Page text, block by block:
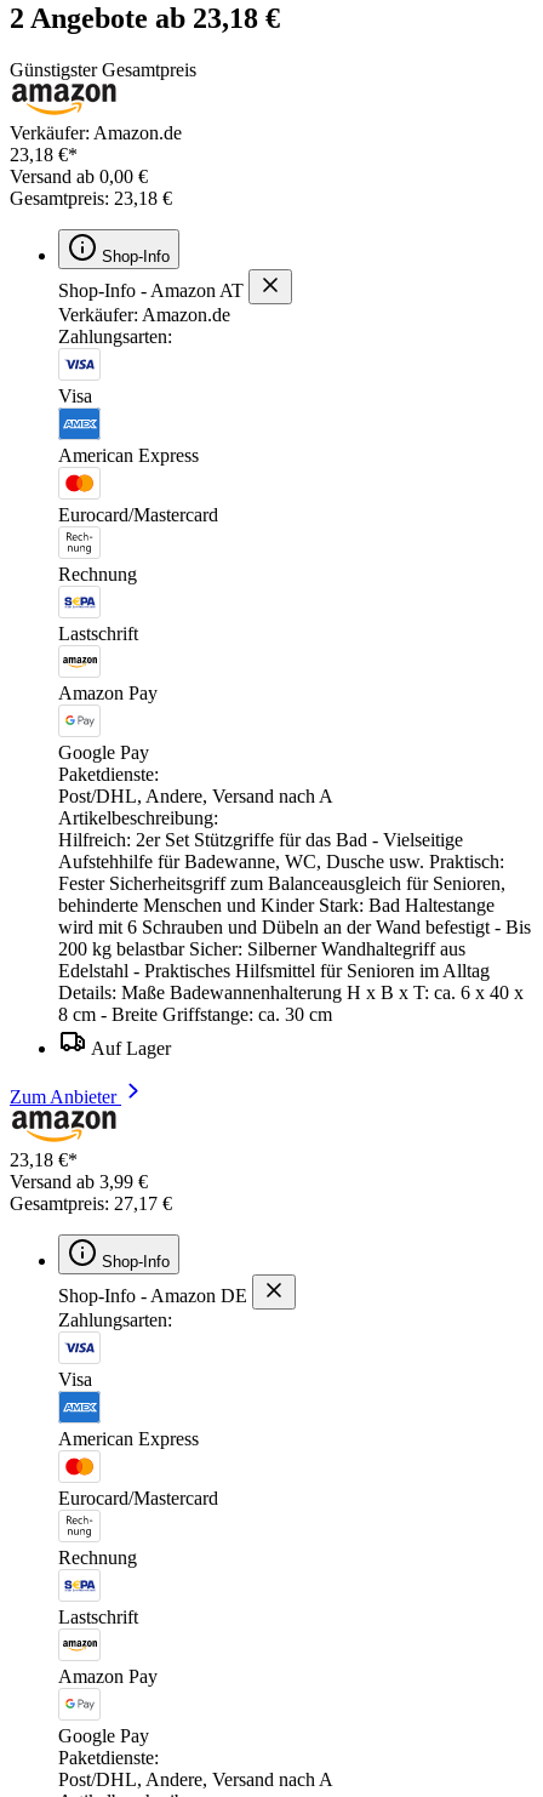
2 Angebote ab 23,18 €
Günstigster Gesamtpreis
Verkäufer: Amazon.de
23,18 €*
Versand ab 0,00 €
Gesamtpreis: 23,18 €
Shop-Info
Shop-Info - Amazon AT
Verkäufer: Amazon.de
Zahlungsarten:
Visa
American Express
Eurocard/Mastercard
Rechnung
Lastschrift
Amazon Pay
Google Pay
Paketdienste:
Post/DHL, Andere, Versand nach A
Artikelbeschreibung:
Hilfreich: 2er Set Stützgriffe für das Bad - Vielseitige
Aufstehhilfe für Badewanne, WC, Dusche usw. Praktisch:
Fester Sicherheitsgriff zum Balanceausgleich für Senioren,
behinderte Menschen und Kinder Stark: Bad Haltestange
wird mit 6 Schrauben und Dübeln an der Wand befestigt - Bis
200 kg belastbar Sicher: Silberner Wandhaltegriff aus
Edelstahl - Praktisches Hilfsmittel für Senioren im Alltag
Details: Maße Badewannenhalterung H x B x T: ca. 6 x 40 x
8 cm - Breite Griffstange: ca. 30 cm
Auf Lager
Zum Anbieter
23,18 €*
Versand ab 3,99 €
Gesamtpreis: 27,17 €
Shop-Info
Shop-Info - Amazon DE
Zahlungsarten:
Visa
American Express
Eurocard/Mastercard
Rechnung
Lastschrift
Amazon Pay
Google Pay
Paketdienste:
Post/DHL, Andere, Versand nach A